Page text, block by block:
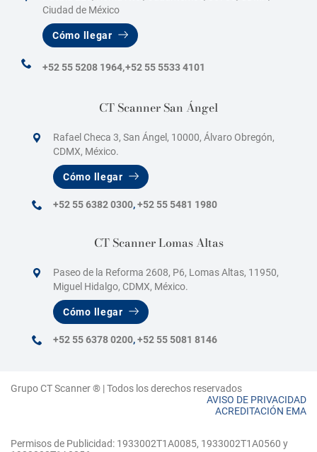
Ciudad de México
Cómo llegar
+52 55 5208 1964,+52 55 5533 4101
CT Scanner San Ángel
Rafael Checa 3, San Ángel, 10000, Álvaro Obregón,
CDMX, México.
Cómo llegar
+52 55 6382 0300,+52 55 5481 1980
CT Scanner Lomas Altas
Paseo de la Reforma 2608, P6, Lomas Altas, 11950,
Miguel Hidalgo, CDMX, México.
Cómo llegar
+52 55 6378 0200,+52 55 5081 8146
Grupo CT Scanner ® | Todos los derechos reservados
AVISO DE PRIVACIDAD
ACREDITACIÓN EMA
Permisos de Publicidad: 1933002T1A0085, 1933002T1A0560 y